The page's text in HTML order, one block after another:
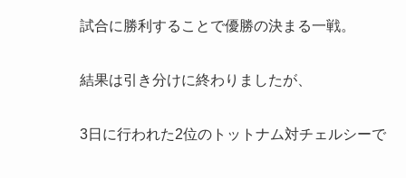
試合に勝利することで優勝の決まる一戦。
結果は引き分けに終わりましたが、
3日に行われた2位のトットナム対チェルシーで